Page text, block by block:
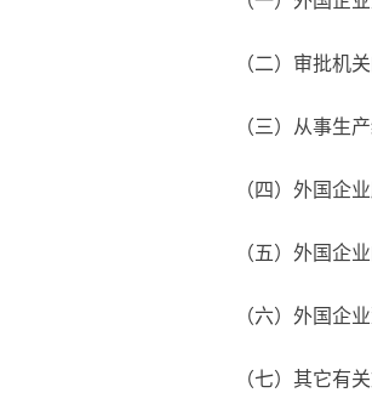
（二）审批机
（三）从事生
（四）外国企
（五）外国企
（六）外国企
（七）其它有关